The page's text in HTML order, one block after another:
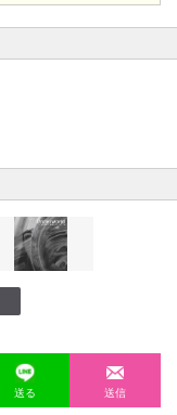
送る 送信